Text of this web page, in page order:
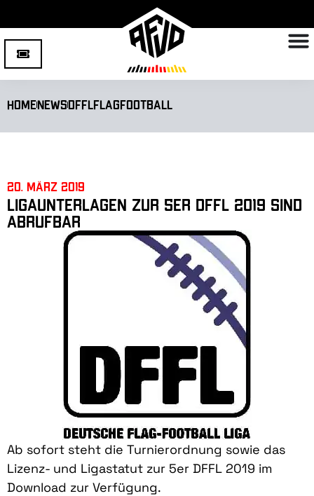
HomeNewsDFFLFlagfootball
20. März 2019
Ligaunterlagen zur 5er DFFL 2019 sind
abrufbar
Ab sofort steht die Turnierordnung sowie das
Lizenz- und Ligastatut zur 5er DFFL 2019 im
Download zur Verfügung.